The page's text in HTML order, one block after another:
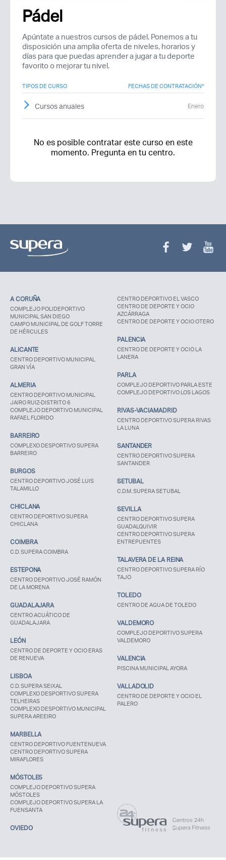
estas registrado?
Pádel
Apúntate a nuestros cursos de pádel. Ponemos a tu
disposición una amplia oferta de niveles, horarios y
días para que puedas aprender a jugar a tu deporte
favorito o mejorar tu nivel.
TIPOS DE CURSO FECHAS DE CONTRATACIÓN*
Cursos anuales Enero
No es posible contratar este curso en este
momento. Pregunta en tu centro.
A CORUÑA
COMPLEJO POLIDEPORTIVO
MUNICIPAL SAN DIEGO
CAMPO MUNICIPAL DE GOLF TORRE
DE HÉRCULES
ALICANTE
CENTRO DEPORTIVO MUNICIPAL
GRAN VÍA
ALMERIA
CENTRO DEPORTIVO MUNICIPAL
JAIRO RUIZ-DISTRITO 6
COMPLEJO DEPORTIVO MUNICIPAL
RAFAEL FLORIDO
BARREIRO
COMPLEXO DESPORTIVO SUPERA
BARREIRO
BURGOS
CENTRO DEPORTIVO JOSÉ LUIS
TALAMILLO
CHICLANA
CENTRO DEPORTIVO SUPERA
CHICLANA
COIMBRA
C.D. SUPERA COIMBRA
ESTEPONA
CENTRO DEPORTIVO JOSÉ RAMÓN
DE LA MORENA
GUADALAJARA
CENTRO ACUÁTICO DE
GUADALAJARA
LEÓN
CENTRO DE DEPORTE Y OCIO ERAS
DE RENUEVA
LISBOA
C.D. SUPERA SEIXAL
COMPLEXO DESPORTIVO SUPERA
TELHEIRAS
COMPLEXO DESPORTIVO MUNICIPAL
SUPERA AREEIRO
MARBELLA
CENTRO DEPORTIVO FUENTENUEVA
CENTRO DEPORTIVO SUPERA
MIRAFLORES
MÓSTOLES
COMPLEJO DEPORTIVO SUPERA
MÓSTOLES
COMPLEJO DEPORTIVO SUPERA LA
FUENSANTA
OVIEDO
CENTRO DEPORTIVO EL VASCO
CENTRO DE DEPORTE Y OCIO
AZCÁRRAGA
CENTRO DE DEPORTE Y OCIO OTERO
PALENCIA
CENTRO DE DEPORTE Y OCIO LA
LANERA
PARLA
COMPLEJO DEPORTIVO PARLA ESTE
COMPLEJO DEPORTIVO LOS LAGOS
RIVAS-VACIAMADRID
CENTRO DEPORTIVO SUPERA RIVAS
LA LUNA
SANTANDER
CENTRO DEPORTIVO SUPERA
SANTANDER
SETUBAL
C.D.M. SUPERA SETUBAL
SEVILLA
CENTRO DEPORTIVO SUPERA
GUADALQUIVIR
CENTRO DEPORTIVO SUPERA
ENTREPUENTES
TALAVERA DE LA REINA
CENTRO DEPORTIVO SUPERA RÍO
TAJO
TOLEDO
CENTRO DE AGUA DE TOLEDO
VALDEMORO
COMPLEJO DEPORTIVO SUPERA
VALDEMORO
VALENCIA
PISCINA MUNICIPAL AYORA
VALLADOLID
CENTRO DE DEPORTE Y OCIO EL
PALERO